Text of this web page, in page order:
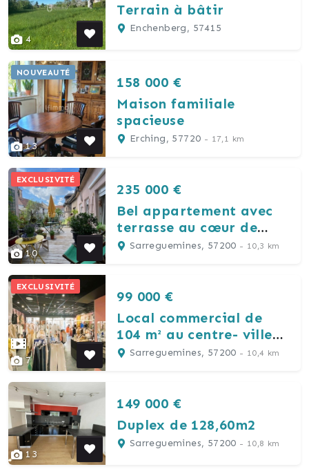
4
Terrain à bâtir
Enchenberg, 57415
13
NOUVEAUTÉ
158 000 €
Maison familiale
spacieuse
Erching, 57720 - 17,1 km
10
EXCLUSIVITÉ
235 000 €
Bel appartement avec
terrasse au cœur de
Sarreguemines
Sarreguemines, 57200 - 10,3 km
7
EXCLUSIVITÉ
99 000 €
Local commercial de
104 m² au centre- ville
de Sarreguemines
Sarreguemines, 57200 - 10,4 km
13
149 000 €
Duplex de 128,60m2
Sarreguemines, 57200 - 10,8 km